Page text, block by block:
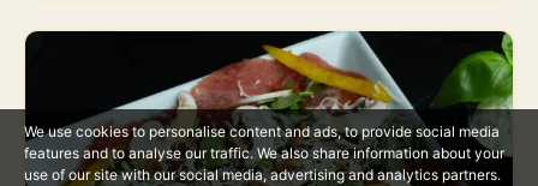
We use cookies to personalise content and ads, to provide social media
features and to analyse our traffic. We also share information about your
use of our site with our social media, advertising and analytics partners.